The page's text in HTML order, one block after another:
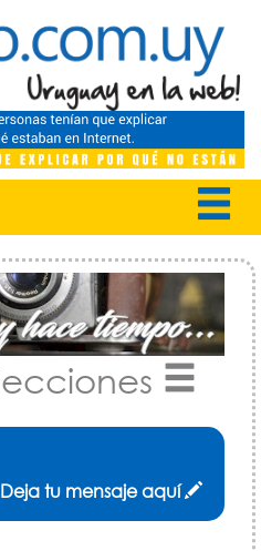
Deja tu mensaje aquí